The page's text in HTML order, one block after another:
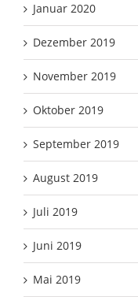
Januar 2020
Dezember 2019
November 2019
Oktober 2019
September 2019
August 2019
Juli 2019
Juni 2019
Mai 2019